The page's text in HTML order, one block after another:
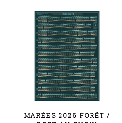
au
plus
ancien
MARÉES 2026 FORÊT /